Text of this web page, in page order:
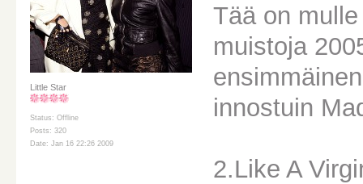
Little Star
Status: Offline
Posts: 320
Date: Jan 16 22:26 2009
Tää on
muistoja
innostuin
2.Like A